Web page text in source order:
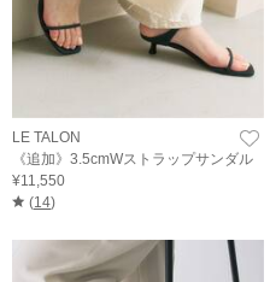
LE TALON
《追加》3.5cmWストラップサンダル
¥11,550
(14)